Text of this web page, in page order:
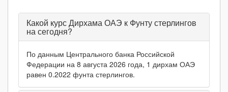
Какой курс Дирхама ОАЭ к Фунту стерлингов
на сегодня?
По данным Центрального банка Российской
Федерации на 8 августа 2026 года, 1 дирхам ОАЭ
равен 0.2022 фунта стерлингов.